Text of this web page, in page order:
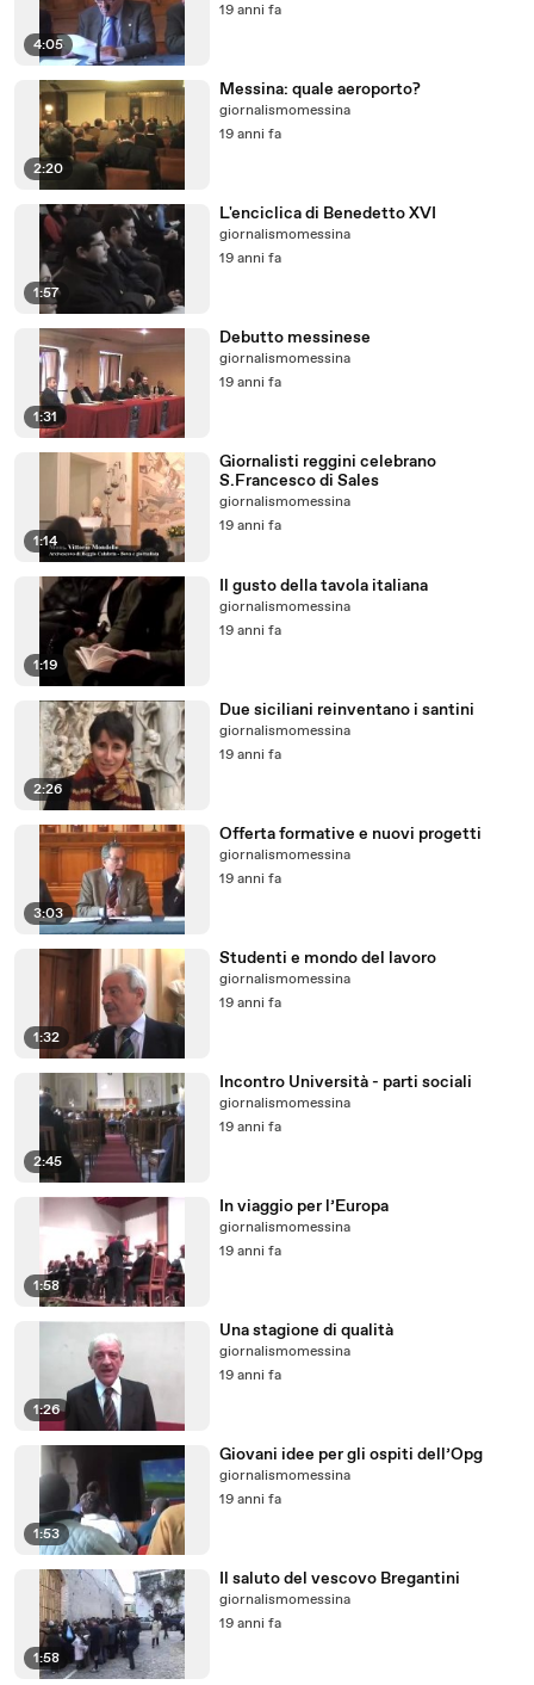
4:05
19 anni fa
2:20
Messina: quale aeroporto?
giornalismomessina
19 anni fa
1:57
L'enciclica di Benedetto XVI
giornalismomessina
19 anni fa
1:31
Debutto messinese
giornalismomessina
19 anni fa
1:14
Giornalisti reggini celebrano
S.Francesco di Sales
giornalismomessina
19 anni fa
1:19
Il gusto della tavola italiana
giornalismomessina
19 anni fa
2:26
Due siciliani reinventano i santini
giornalismomessina
19 anni fa
3:03
Offerta formative e nuovi progetti
giornalismomessina
19 anni fa
1:32
Studenti e mondo del lavoro
giornalismomessina
19 anni fa
2:45
Incontro Università - parti sociali
giornalismomessina
19 anni fa
1:58
In viaggio per l’Europa
giornalismomessina
19 anni fa
1:26
Una stagione di qualità
giornalismomessina
19 anni fa
1:53
Giovani idee per gli ospiti dell’Opg
giornalismomessina
19 anni fa
1:58
Il saluto del vescovo Bregantini
giornalismomessina
19 anni fa